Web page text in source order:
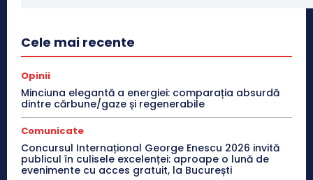
Cele mai recente
Opinii
Minciuna elegantă a energiei: comparația absurdă
dintre cărbune/gaze și regenerabile
Comunicate
Concursul Internațional George Enescu 2026 invită
publicul în culisele excelenței: aproape o lună de
evenimente cu acces gratuit, la București